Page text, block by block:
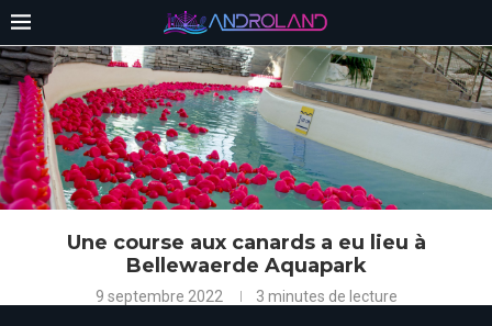
Une course aux canards a eu lieu à
Bellewaerde Aquapark
9 septembre 2022 3 minutes de lecture